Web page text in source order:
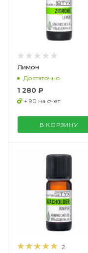
Лимон
Достаточно
1 280 ₽
+ 90 на счет
В КОРЗИНУ
2